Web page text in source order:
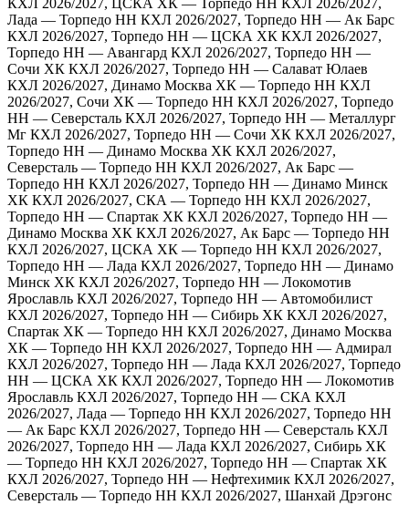
КХЛ 2026/2027, ЦСКА ХК — Торпедо НН КХЛ 2026/2027,
Лада — Торпедо НН КХЛ 2026/2027, Торпедо НН — Ак Барс
КХЛ 2026/2027, Торпедо НН — ЦСКА ХК КХЛ 2026/2027,
Торпедо НН — Авангард КХЛ 2026/2027, Торпедо НН —
Сочи ХК КХЛ 2026/2027, Торпедо НН — Салават Юлаев
КХЛ 2026/2027, Динамо Москва ХК — Торпедо НН КХЛ
2026/2027, Сочи ХК — Торпедо НН КХЛ 2026/2027, Торпедо
НН — Северсталь КХЛ 2026/2027, Торпедо НН — Металлург
Мг КХЛ 2026/2027, Торпедо НН — Сочи ХК КХЛ 2026/2027,
Торпедо НН — Динамо Москва ХК КХЛ 2026/2027,
Северсталь — Торпедо НН КХЛ 2026/2027, Ак Барс —
Торпедо НН КХЛ 2026/2027, Торпедо НН — Динамо Минск
ХК КХЛ 2026/2027, СКА — Торпедо НН КХЛ 2026/2027,
Торпедо НН — Спартак ХК КХЛ 2026/2027, Торпедо НН —
Динамо Москва ХК КХЛ 2026/2027, Ак Барс — Торпедо НН
КХЛ 2026/2027, ЦСКА ХК — Торпедо НН КХЛ 2026/2027,
Торпедо НН — Лада КХЛ 2026/2027, Торпедо НН — Динамо
Минск ХК КХЛ 2026/2027, Торпедо НН — Локомотив
Ярославль КХЛ 2026/2027, Торпедо НН — Автомобилист
КХЛ 2026/2027, Торпедо НН — Сибирь ХК КХЛ 2026/2027,
Спартак ХК — Торпедо НН КХЛ 2026/2027, Динамо Москва
ХК — Торпедо НН КХЛ 2026/2027, Торпедо НН — Адмирал
КХЛ 2026/2027, Торпедо НН — Лада КХЛ 2026/2027, Торпедо
НН — ЦСКА ХК КХЛ 2026/2027, Торпедо НН — Локомотив
Ярославль КХЛ 2026/2027, Торпедо НН — СКА КХЛ
2026/2027, Лада — Торпедо НН КХЛ 2026/2027, Торпедо НН
— Ак Барс КХЛ 2026/2027, Торпедо НН — Северсталь КХЛ
2026/2027, Торпедо НН — Лада КХЛ 2026/2027, Сибирь ХК
— Торпедо НН КХЛ 2026/2027, Торпедо НН — Спартак ХК
КХЛ 2026/2027, Торпедо НН — Нефтехимик КХЛ 2026/2027,
Северсталь — Торпедо НН КХЛ 2026/2027, Шанхай Дрэгонс